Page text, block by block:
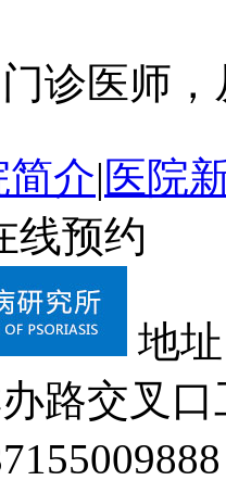
诊医师
简介|医院
线预约
地
办路交叉